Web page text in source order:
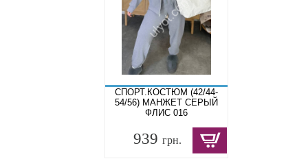
СПОРТ.КОСТЮМ (42/44-
54/56) МАНЖЕТ СЕРЫЙ
ФЛИС 016
939 грн.